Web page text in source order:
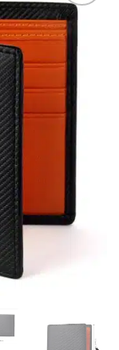
Adicionar
aos meus
desejos